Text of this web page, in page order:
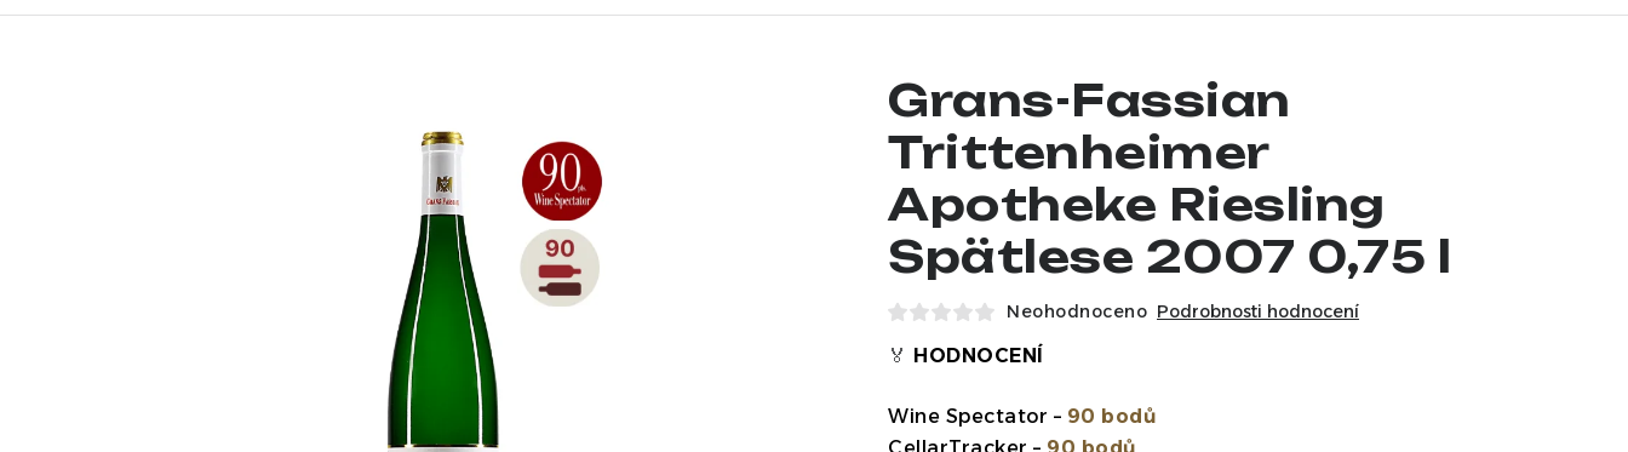
Grans-Fassian
Trittenheimer
Apotheke Riesling
Spätlese 2007 0,75 l
Neohodnoceno Podrobnosti hodnocení
🏅 HODNOCENÍ
Wine Spectator – 90 bodů